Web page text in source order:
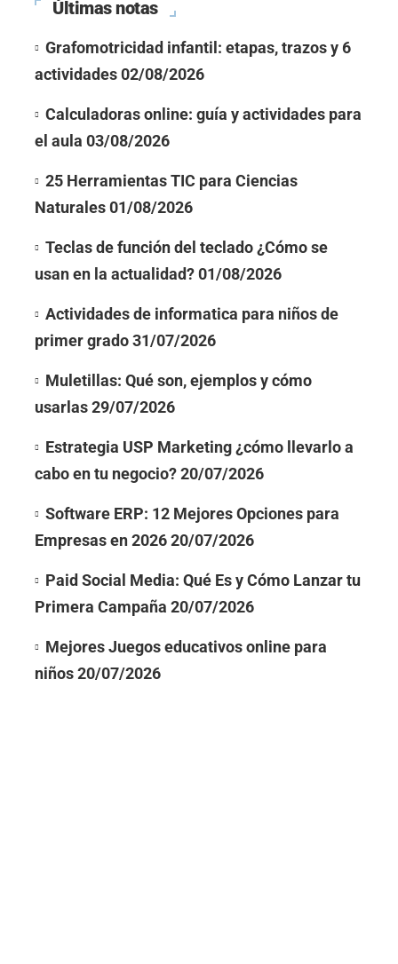
Últimas notas
Grafomotricidad infantil: etapas, trazos y 6
actividades02/08/2026
Calculadoras online: guía y actividades para
el aula 03/08/2026
25 Herramientas TIC para Ciencias
Naturales01/08/2026
Teclas de función del teclado ¿Cómo se
usan en la actualidad?01/08/2026
Actividades de informatica para niños de
primer grado31/07/2026
Muletillas: Qué son, ejemplos y cómo
usarlas29/07/2026
Estrategia USP Marketing ¿cómo llevarlo a
cabo en tu negocio?20/07/2026
Software ERP: 12 Mejores Opciones para
Empresas en 202620/07/2026
Paid Social Media: Qué Es y Cómo Lanzar tu
Primera Campaña 20/07/2026
Mejores Juegos educativos online para
niños20/07/2026